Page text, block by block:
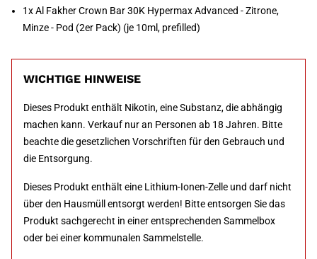
1x Al Fakher Crown Bar 30K Hypermax Advanced - Zitrone,
Minze - Pod (2er Pack) (je 10ml, prefilled)
WICHTIGE HINWEISE
Dieses Produkt enthält Nikotin, eine Substanz, die abhängig
machen kann. Verkauf nur an Personen ab 18 Jahren. Bitte
beachte die gesetzlichen Vorschriften für den Gebrauch und
die Entsorgung.
Dieses Produkt enthält eine Lithium-Ionen-Zelle und darf nicht
über den Hausmüll entsorgt werden! Bitte entsorgen Sie das
Produkt sachgerecht in einer entsprechenden Sammelbox
oder bei einer kommunalen Sammelstelle.